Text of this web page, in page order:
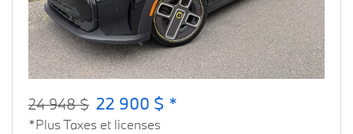
24 948 $ 22 900 $ *
*Plus Taxes et licenses